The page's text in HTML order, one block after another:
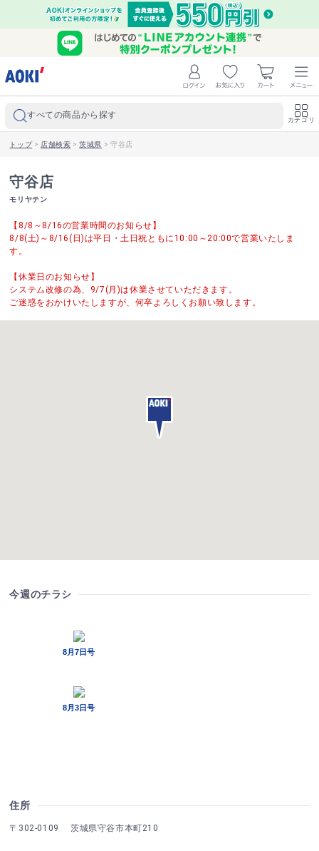
すべての商品から探す カテゴリ
トップ> 店舗検索 >茨城県 > 守谷店
守谷店
モリヤテン
【8/8～8/16の営業時間のお知らせ】
8/8(土)～8/16(日)は平日・土日祝ともに10:00～20:00で営業いたしま
す。
【休業日のお知らせ】
システム改修の為、9/7(月)は休業させていただきます。
ご迷惑をおかけいたしますが、何卒よろしくお願い致します。
今週のチラシ
住所
〒302-0109 茨城県守谷市本町210